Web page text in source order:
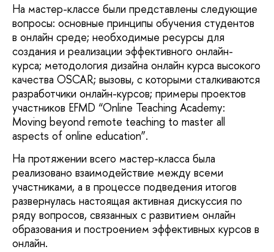
На мастер-классе были представлены следующие
вопросы: основные принципы обучения студентов
в онлайн среде; необходимые ресурсы для
создания и реализации эффективного онлайн-
курса; методология дизайна онлайн курса высокого
качества OSCAR; вызовы, с которыми сталкиваются
разработчики онлайн-курсов; примеры проектов
участников EFMD “Online Teaching Academy:
Moving beyond remote teaching to master all
aspects of online education”.
На протяжении всего мастер-класса была
реализовано взаимодействие между всеми
участниками, а в процессе подведения итогов
развернулась настоящая активная дискуссия по
ряду вопросов, связанных с развитием онлайн
образования и построением эффективных курсов в
онлайн.